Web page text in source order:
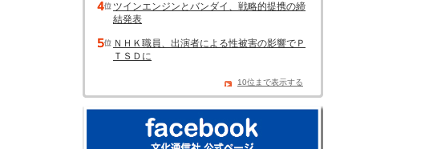
ツインエンジンとバンダイ、戦略的提携の締
結発表
ＮＨＫ職員、出演者による性被害の影響でＰ
ＴＳＤに
10位まで表示する